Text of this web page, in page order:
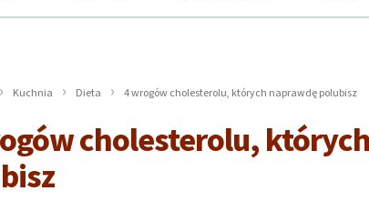
Kuchnia Dieta 4 wrogów cholesterolu, których naprawdę polubisz
cholesterolu,